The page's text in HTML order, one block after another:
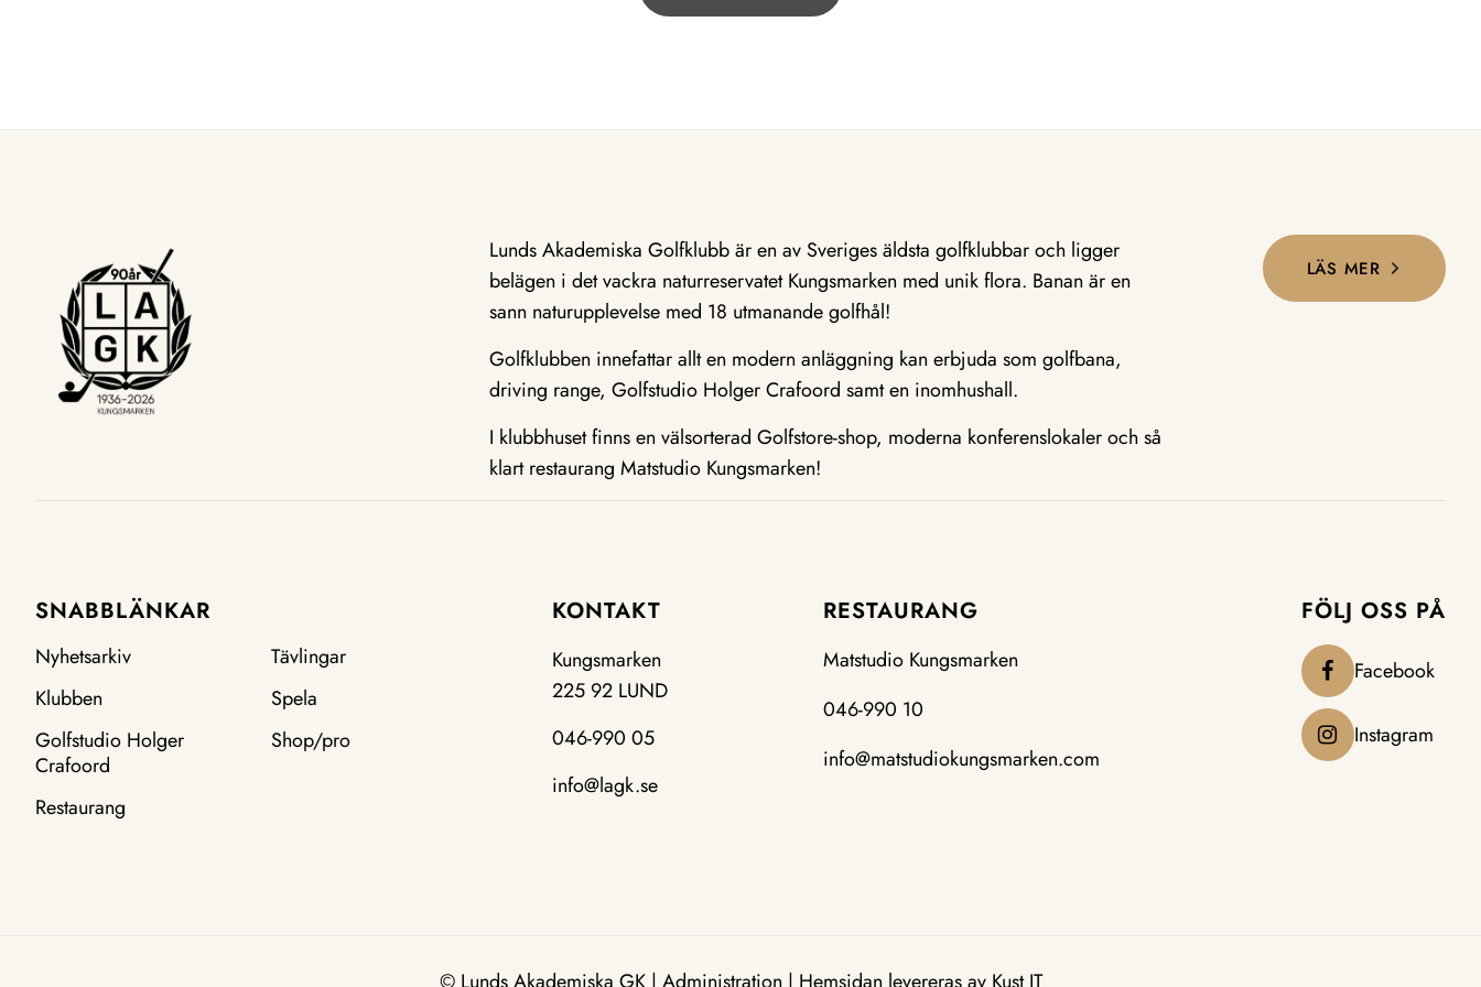
Lunds Akademiska Golfklubb är en av Sveriges äldsta golfklubbar och ligger
belägen i det vackra naturreservatet Kungsmarken med unik flora. Banan är en
sann naturupplevelse med 18 utmanande golfhål!
Golfklubben innefattar allt en modern anläggning kan erbjuda som golfbana,
driving range, Golfstudio Holger Crafoord samt en inomhushall.
I klubbhuset finns en välsorterad Golfstore-shop, moderna konferenslokaler och så
klart restaurang Matstudio Kungsmarken!
LÄS MER
SNABBLÄNKAR
Nyhetsarkiv
Tävlingar
Klubben
Spela
Golfstudio Holger
Crafoord
Shop/pro
Restaurang
KONTAKT
Kungsmarken
225 92 LUND
046-990 05
info@lagk.se
RESTAURANG
Matstudio Kungsmarken
046-990 10
info@matstudiokungsmarken.com
FÖLJ OSS PÅ
Facebook
Instagram